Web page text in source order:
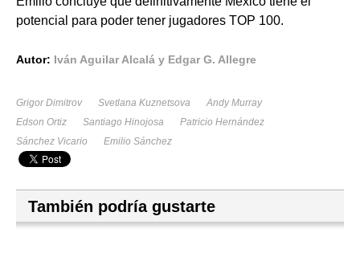
potencial para poder tener jugadores TOP 100.
Autor: Iván Aguilar Alcalá y Edgar G. Allegre
Grigor Dimitrov Svetlana Kuznetsova
Andy Murray
Edson Ortiz
Santiago Hinojosa
Patricio Hernández
Sánchez Vicario
Emilio Sánchez
También podría gustarte